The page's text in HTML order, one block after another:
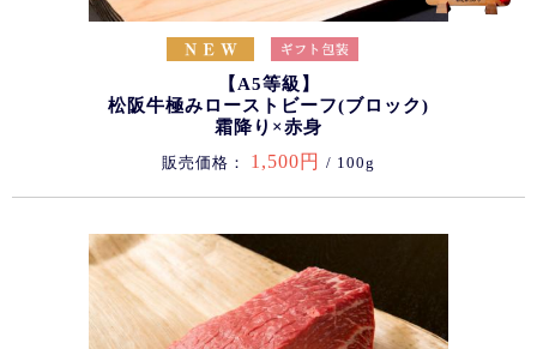
【A5等級】
松阪牛極みローストビーフ(ブロック)
霜降り×赤身
販売価格： 1,500円 / 100g